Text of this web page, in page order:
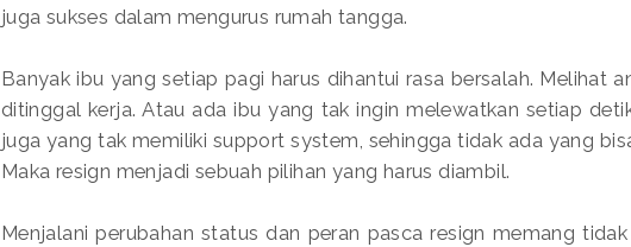
juga sukses dalam mengurus rumah tangga.
Banyak ibu yang setiap pagi harus dihantui rasa bersalah. Melihat
ditinggal kerja. Atau ada ibu yang tak ingin melewatkan setiap
juga yang tak memiliki support system, sehingga tidak ada yang
Maka resign menjadi sebuah pilihan yang harus diambil.
Menjalani perubahan status dan peran pasca resign memang